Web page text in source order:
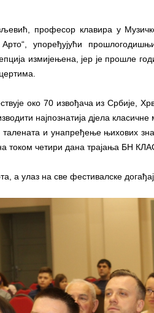
професор клавира у
Арто“, упоређујући
измијењена, јер је прошле
око 70 извођача из Србије,
најпознатија дјела
и унапређење њихових
током четири дана трајања БН
а улаз на све фестивалске